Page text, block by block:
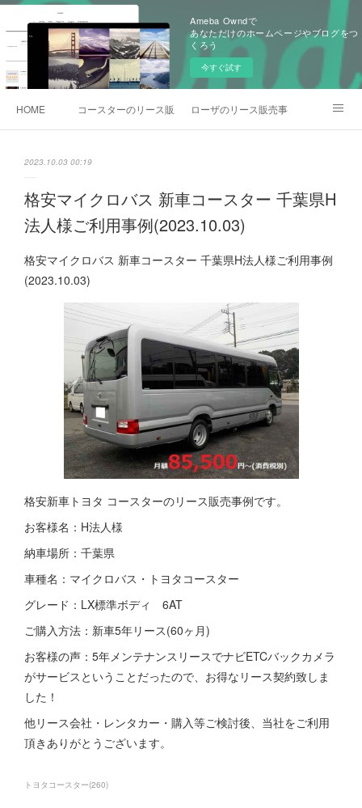
Ameba Owndで
あなただけのホームページやブログをつ
くろう
今すぐ試す
HOME コースターのリース販売事例ローザのリース販売事例
2023.10.03 00:19
格安マイクロバス 新車コースター 千葉県H
法人様ご利用事例(2023.10.03)
格安マイクロバス 新車コースター 千葉県H法人様ご利用事例
(2023.10.03)
格安新車トヨタ コースターのリース販売事例です。
お客様名：H法人様
納車場所：千葉県
車種名：マイクロバス・トヨタコースター
グレード：LX標準ボディ 6AT
ご購入方法：新車5年リース(60ヶ月)
お客様の声：5年メンテナンスリースでナビETCバックカメラ
がサービスということだったので、お得なリース契約致しま
した！
他リース会社・レンタカー・購入等ご検討後、当社をご利用
頂きありがとうございます。
トヨタコースター(260)